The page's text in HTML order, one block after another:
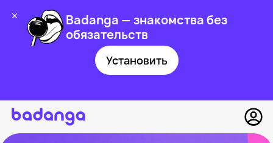
Badanga — знакомства без
обязательств
Установить